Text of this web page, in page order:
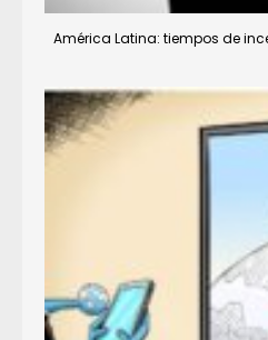
América Latina: tiempos de